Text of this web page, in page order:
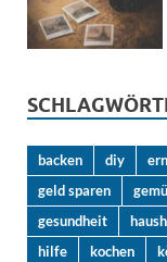
backen diy
geld sparen
gesundheit
hilfe
kochen